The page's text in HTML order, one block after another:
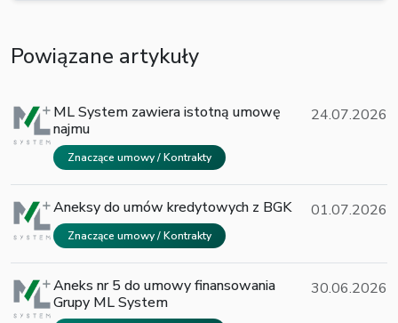
Powiązane artykuły
ML System zawiera istotną umowę
najmu
Znaczące umowy / Kontrakty
24.07.2026
Aneksy do umów kredytowych z BGK
Znaczące umowy / Kontrakty
01.07.2026
Aneks nr 5 do umowy finansowania
Grupy ML System
30.06.2026